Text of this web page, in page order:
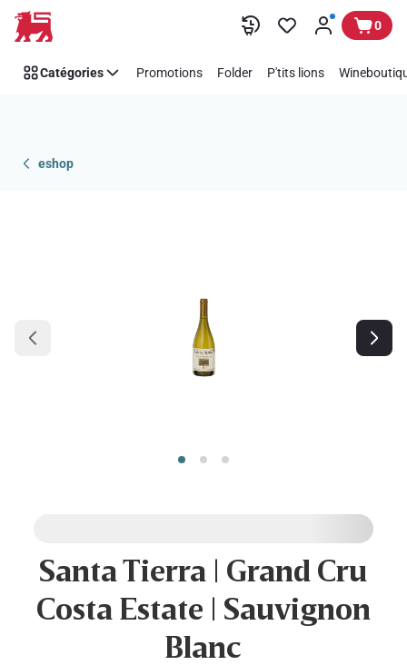
Passer 0
Catégories Promotions Folder P'tits lions
eshop
Santa Tierra | Grand Cru
Costa Estate | Sauvignon
Blanc